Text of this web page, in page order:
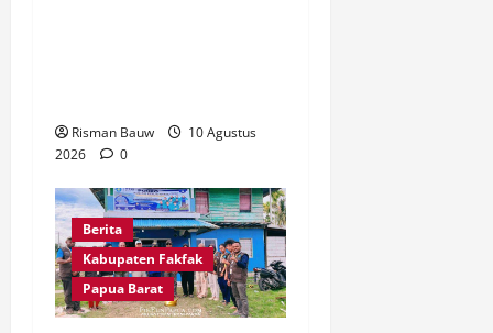
Risman Bauw
10 Agustus
2026
0
Berita
Kabupaten Fakfak
Papua Barat